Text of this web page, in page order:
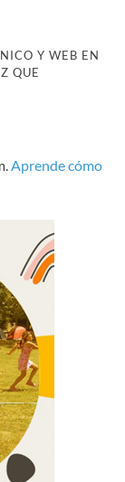
Y WEB EN
QUE
Aprende cómo